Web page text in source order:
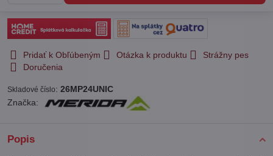
Pridať k Obľúbeným Otázka k produktu
Strážny pes
Doručenia
Skladové číslo: 26MP24UNIC
Značka:
Popis